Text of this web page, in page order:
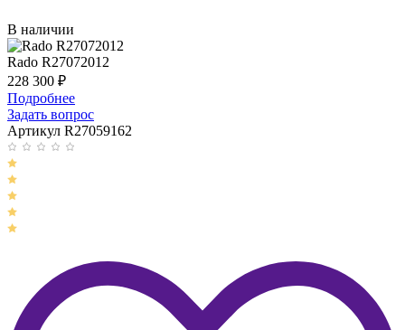
В наличии
Rado R27072012
228 300 ₽
Подробнее
Задать вопрос
Артикул R27059162